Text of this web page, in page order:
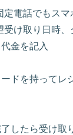
定電話でもス
受け取り日時
金を記入
ードを持ってレ
了したら受け取